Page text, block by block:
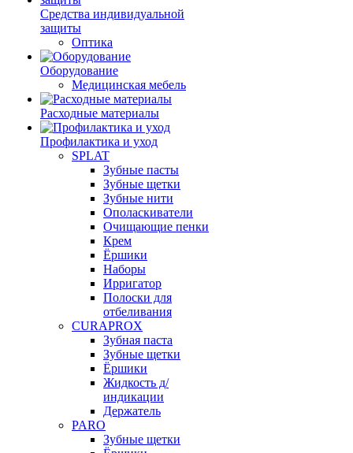
Средства индивидуальной
защиты
Оптика
Оборудование
Медицинская мебель
Расходные материалы
Профилактика и уход
SPLAT
Зубные пасты
Зубные щетки
Зубные нити
Ополаскиватели
Очищающие пенки
Крем
Ёршики
Наборы
Ирригатор
Полоски для
отбеливания
CURAPROX
Зубная паста
Зубные щетки
Ёршики
Жидкость д/
индикации
Держатель
PARO
Зубные щетки